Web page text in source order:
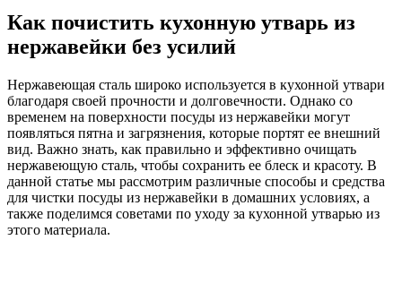
Как почистить кухонную утварь из
нержавейки без усилий
Нержавеющая сталь широко используется в кухонной утвари
благодаря своей прочности и долговечности. Однако со
временем на поверхности посуды из нержавейки могут
появляться пятна и загрязнения, которые портят ее внешний
вид. Важно знать, как правильно и эффективно очищать
нержавеющую сталь, чтобы сохранить ее блеск и красоту. В
данной статье мы рассмотрим различные способы и средства
для чистки посуды из нержавейки в домашних условиях, а
также поделимся советами по уходу за кухонной утварью из
этого материала.